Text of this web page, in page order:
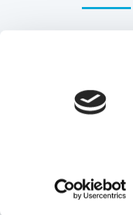
ja
Viimsi
Eesti